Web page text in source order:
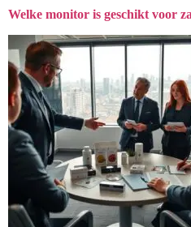
Welke monitor is geschikt voor